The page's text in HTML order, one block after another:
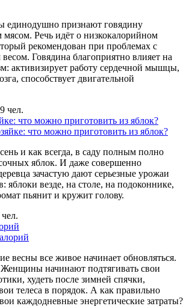
единодушно признают говядину
мясом. Речь идёт о низкокалорийном
рекомендован при проблемах с
Говядина благоприятно влияет на
активизирует работу сердечной мышцы,
способствует двигательной
чел.
что можно приготовить из яблок?
и как всегда, в саду полным полно
яблок. И даже совершенно
зачастую дают серьезные урожаи
яблоки везде, на столе, на подоконнике,
пьянит и кружит голову.
весны все живое начинает обновляться.
начинают подтягивать свои
худеть после зимней спячки,
телеса в порядок. А как правильно
каждодневные энергетические затраты?